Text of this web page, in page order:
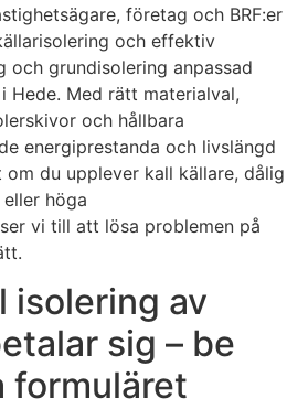
företag och BRF:er
och effektiv
och grundisolering anpassad
Hede. Med rätt materialval,
och hållbara
energiprestanda och livslängd
om du upplever kall källare, dålig
höga
vi till att lösa problemen på
isolering av
sig – be
formuläret